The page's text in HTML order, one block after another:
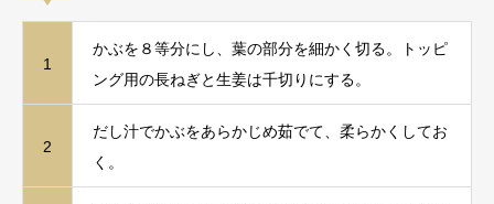
1
かぶを８等分にし、葉の部分を細かく切る。トッピ
ング用の長ねぎと生姜は千切りにする。
2
だし汁でかぶをあらかじめ茹でて、柔らかくしてお
く。